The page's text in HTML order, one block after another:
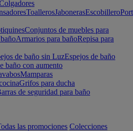
ToallerosJabonerasEscobillero
Conjuntos de muebles para
Armarios para bañoRepisa para
de baño sin LuzEspejos de baño
baño con aumento
Mamparas
Grifos para ducha
de seguridad para baño
las promociones Colecciones